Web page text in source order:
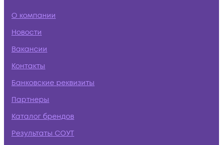
О компании
Новости
Вакансии
Контакты
Банковские реквизиты
Партнеры
Каталог брендов
Результаты СОУТ